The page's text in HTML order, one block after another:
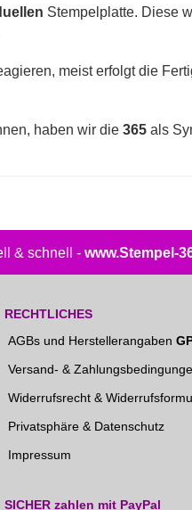
Stempelplatte. Diese
meist erfolgt die
haben wir die 365 als
& schnell - www.Stempel-
RECHTLICHES
AGBs und Herstellerangaben
Versand- &
Widerrufsrecht &
Privatsphäre & Datenschutz
Impressum
SICHER zahlen mit PayPal